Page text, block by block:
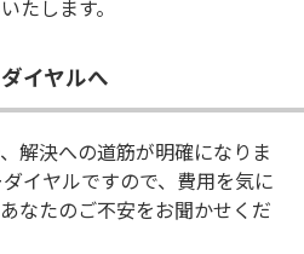
たします。
イヤルへ
解決への道筋が明確になりま
イヤルですので、費用を気に
なたのご不安をお聞かせくだ